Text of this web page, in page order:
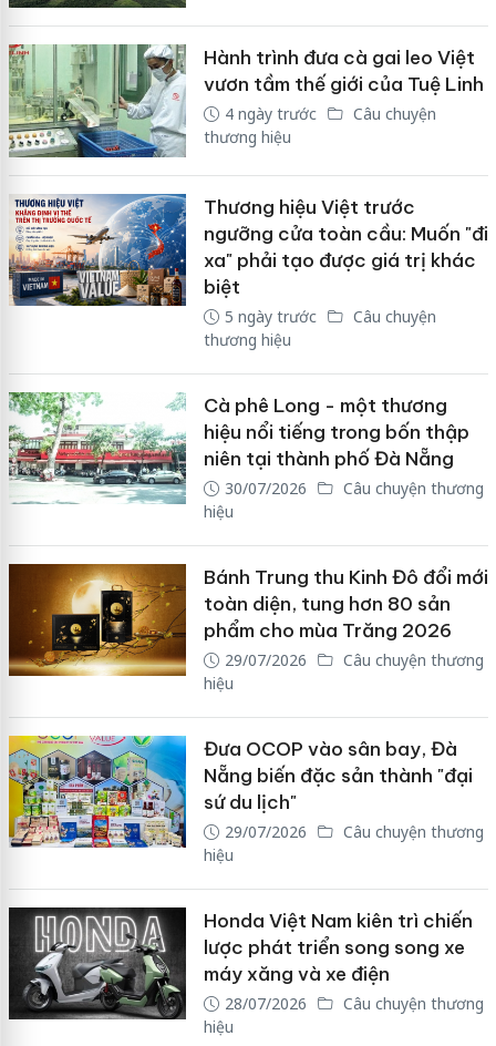
Hành trình đưa cà gai leo Việt
vươn tầm thế giới của Tuệ Linh
4 ngày trước
Câu chuyện
thương hiệu
Thương hiệu Việt trước
ngưỡng cửa toàn cầu: Muốn "đi
xa" phải tạo được giá trị khác
biệt
5 ngày trước
Câu chuyện
thương hiệu
Cà phê Long - một thương
hiệu nổi tiếng trong bốn thập
niên tại thành phố Đà Nẵng
30/07/2026
Câu chuyện thương
hiệu
Bánh Trung thu Kinh Đô đổi mới
toàn diện, tung hơn 80 sản
phẩm cho mùa Trăng 2026
29/07/2026
Câu chuyện thương
hiệu
Đưa OCOP vào sân bay, Đà
Nẵng biến đặc sản thành "đại
sứ du lịch"
29/07/2026
Câu chuyện thương
hiệu
Honda Việt Nam kiên trì chiến
lược phát triển song song xe
máy xăng và xe điện
28/07/2026
Câu chuyện thương
hiệu